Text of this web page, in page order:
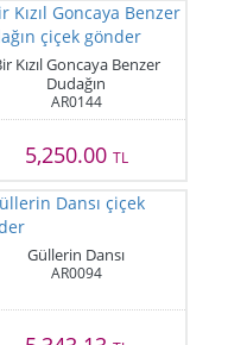
Kızıl Goncaya Benzer
Dudağın
AR0144
5,250.00 TL
Güllerin Dansı
AR0094